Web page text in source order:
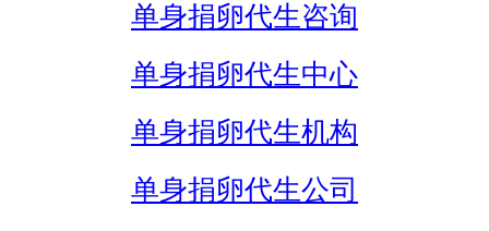
单身捐卵代生咨询
单身捐卵代生中心
单身捐卵代生机构
单身捐卵代生公司